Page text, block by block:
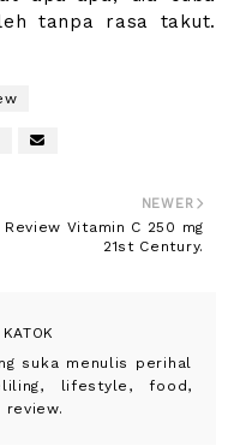
tanpa rasa takut.
NEWER
Review Vitamin C 250 mg
21st Century.
suka menulis perihal
lifestyle, food,
review.